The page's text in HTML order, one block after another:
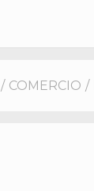
/ COMERCIO /